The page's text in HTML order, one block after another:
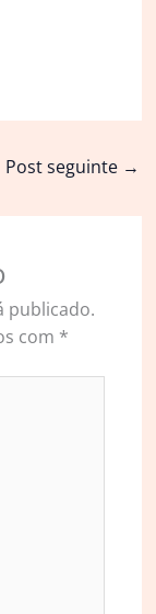
Post seguinte →
publicado.
com *